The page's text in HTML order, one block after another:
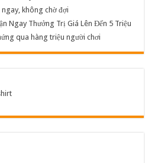
không chờ đợi
Ngay Thưởng Trị Giá Lên Đến 5 Triệu
qua hàng triệu người chơi